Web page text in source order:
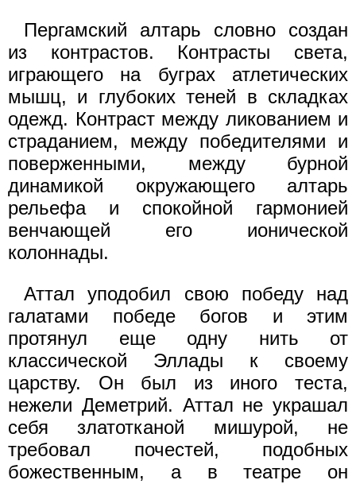
Пергамский алтарь словно создан
из контрастов. Контрасты света,
играющего на буграх атлетических
мышц, и глубоких теней в складках
одежд. Контраст между ликованием и
страданием, между победителями и
поверженными, между бурной
динамикой окружающего алтарь
рельефа и спокойной гармонией
венчающей его ионической
колоннады.
Аттал уподобил свою победу над
галатами победе богов и этим
протянул еще одну нить от
классической Эллады к своему
царству. Он был из иного теста,
нежели Деметрий. Аттал не украшал
себя златотканой мишурой, не
требовал почестей, подобных
божественным, а в театре он